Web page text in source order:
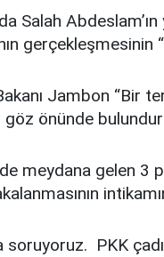
Salah
gerçekleşmesinin
Jambon ‘‘Bir
önünde
meydana gelen 3
soruyoruz. PKK